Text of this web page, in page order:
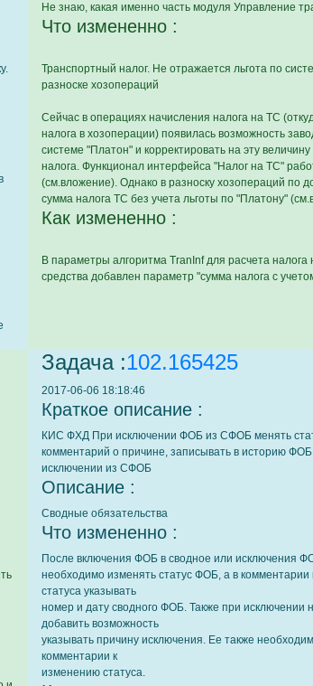
Не знаю, какая именно часть модуля Управление
Что измененно :
Транспортный налог. Не отражается льгота по
разноске хозопераций
Сейчас в операциях начисления налога на ТС
налога в хозоперации) появилась возможность
системе "Платон" и корректировать на эту
налога. Функционал интерфейса "Налог на ТС"
(см.вложение). Однако в разноску хозопераций по
сумма налога ТС без учета льготы по "Платону"
Как измененно :
В параметры алгоритма TranInf для расчета налога
средства добавлен параметр "сумма налога с
Задача :102.165425
2017-06-06 18:18:46
Краткое описание :
КИС ФХД При исключении ФОБ из СФОБ менять
комментарий о причине, записывать в историю ФОБ
исключении из СФОБ
Описание :
Cводные обязательства
Что измененно :
После включения ФОБ в сводное или исключения
необходимо изменять статус ФОБ, а в
статуса указывать
номер и дату сводного ФОБ. Также при исключении
добавить возможность
указывать причину исключения. Ее также
комментарии к
изменению статуса.